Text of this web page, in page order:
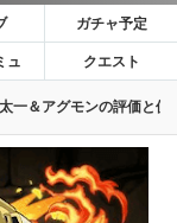
ガチャ予定
ュ クエスト
一＆アグモンの評価と使